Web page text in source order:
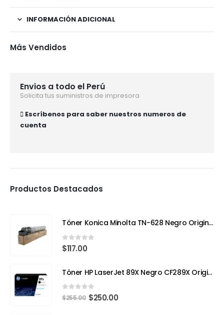
INFORMACIÓN ADICIONAL
Más Vendidos
Envios a todo el Perú
Solicita tus suministros de impresora
Escríbenos para saber nuestros numeros de
cuenta
Productos Destacados
Tóner Konica Minolta TN-628 Negro Original – Compatible con Bizhub 650i (Rendimiento 24,000 páginas)
0out of 5
$117.00
Tóner HP LaserJet 89X Negro CF289X Original | Alto Rendimiento para Impresiones Profesionales
0 out of 5
$255.00 $250.00